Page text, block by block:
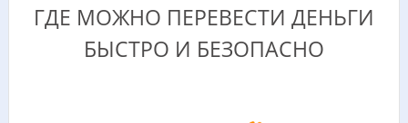
ГДЕ МОЖНО ПЕРЕВЕСТИ ДЕНЬГИ
БЫСТРО И БЕЗОПАСНО